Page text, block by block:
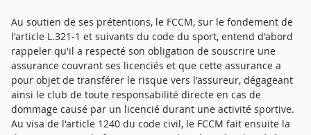
Au soutien de ses prétentions, le FCCM, sur le fondement de
l'article L.321-1 et suivants du code du sport, entend d'abord
rappeler qu'il a respecté son obligation de souscrire une
assurance couvrant ses licenciés et que cette assurance a
pour objet de transférer le risque vers l'assureur, dégageant
ainsi le club de toute responsabilité directe en cas de
dommage causé par un licencié durant une activité sportive.
Au visa de l'article 1240 du code civil, le FCCM fait ensuite la